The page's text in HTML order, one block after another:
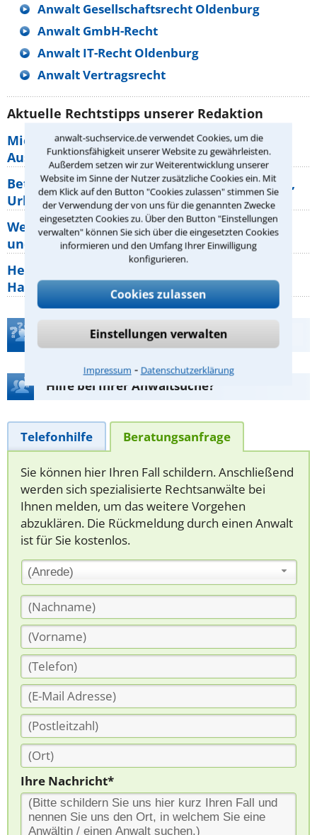
anwalt-suchservice.de verwendet Cookies, um die
Funktionsfähigkeit unserer Website zu gewährleisten.
Außerdem setzen wir zur Weiterentwicklung unserer
Website im Sinne der Nutzer zusätzliche Cookies ein. Mit
dem Klick auf den Button "Cookies zulassen" stimmen Sie
der Verwendung der von uns für die genannten Zwecke
eingesetzten Cookies zu. Über den Button "Einstellungen
verwalten" können Sie sich über die eingesetzten Cookies
informieren und den Umfang Ihrer Einwilligung
konfigurieren.
Cookies zulassen
Einstellungen verwalten
Impressum ⁃ Datenschutzerklärung
Anwalt Gesellschaftsrecht Oldenburg
Anwalt GmbH-Recht
Anwalt IT-Recht Oldenburg
Anwalt Vertragsrecht
Aktuelle Rechtstipps unserer Redaktion
Mietpreisbremse 2026: Alle Regeln,
Ausnahmen und Rechte für Mieter
Betriebsausflug: 11 Antworten zu Teilnahme,
Urlaub, Arbeitszeit
Welche Rechte hat der Käufer eines Pferdes
und wie macht man sie
Heizungsaustausch abgesagt: Was müssen
Hauseigentümer jetzt zum Thema
Teste Dein Rechtswissen
Hilfe bei Ihrer Anwaltsuche?
Telefonhilfe Beratungsanfrage
Sie können hier Ihren Fall schildern. Anschließend
werden sich spezialisierte Rechtsanwälte bei
Ihnen melden, um das weitere Vorgehen
abzuklären. Die Rückmeldung durch einen Anwalt
ist für Sie kostenlos.
(Anrede)
Ihre Nachricht*